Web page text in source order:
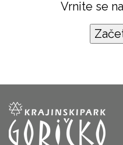
Vrnite se